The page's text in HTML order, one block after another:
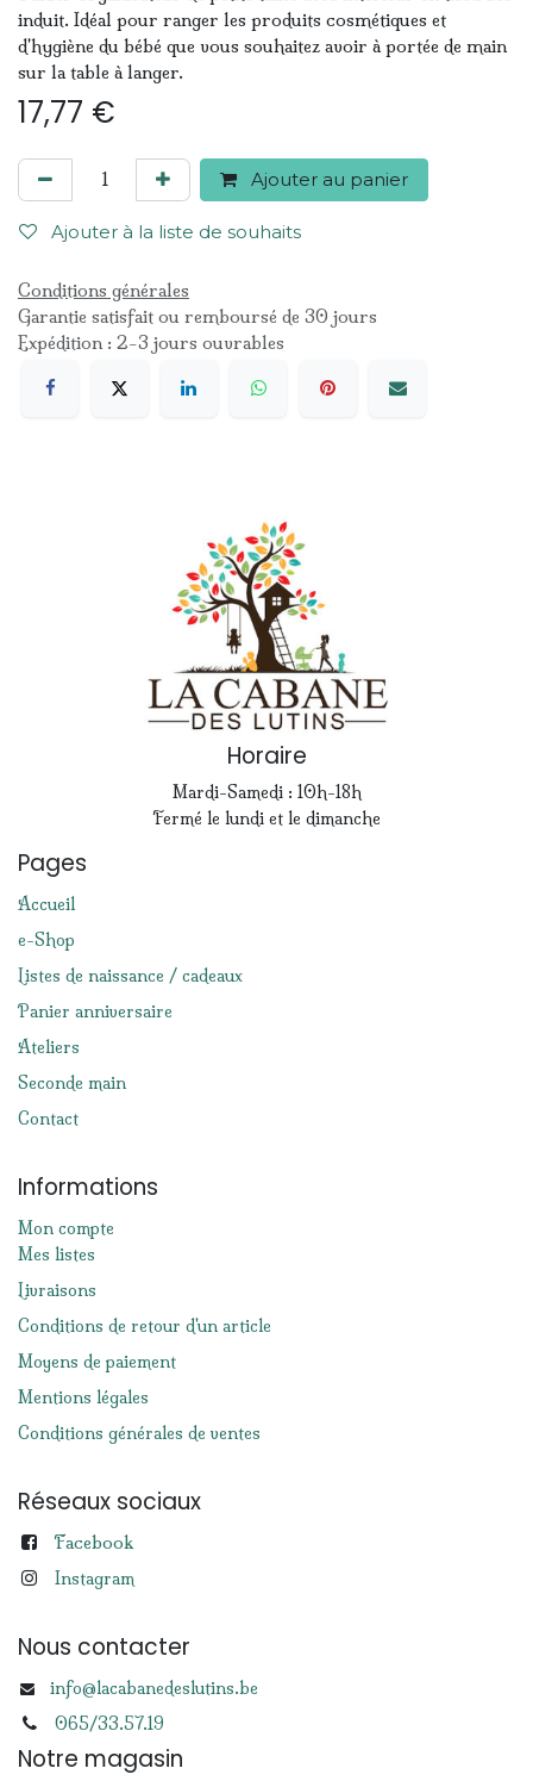
induit. Idéal pour ranger les produits cosmétiques et
d'hygiène du bébé que vous souhaitez avoir à portée de main
sur la table à langer.
17,77 €
Ajouter au panier
Ajouter à la liste de souhaits
Conditions générales
Garantie satisfait ou remboursé de 30 jours
Expédition : 2-3 jours ouvrables
Horaire
Mardi-Samedi : 10h-18h
Fermé le lundi et le dimanche
Pages
Accueil
e-Shop
Listes de naissance / cadeaux
Panier anniversaire
Ateliers
Seconde main
Contact
Informations
Mon compte
Mes listes
Livraisons
Conditions de retour d'un article
Moyens de paiement
Mentions légales
Conditions générales de ventes
Réseaux sociaux
Facebook
Instagram
Nous contacter
info@lacabanedeslutins.be
065/33.57.19
Notre magasin